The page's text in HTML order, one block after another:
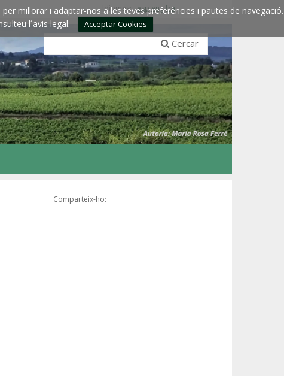
millorar i adaptar-nos a les teves preferències i pautes de navegació.
l´avis legal. Acceptar Cookies
Idiomes:esp engfra
Cercar
Comparteix-ho: